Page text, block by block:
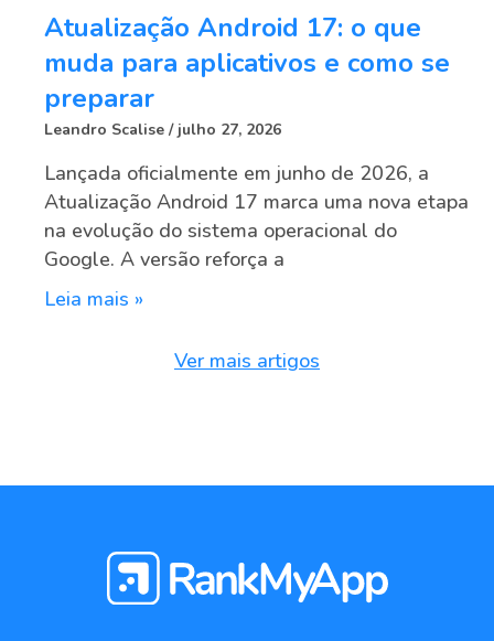
Atualização Android 17: o que
muda para aplicativos e como se
preparar
Leandro Scalise julho 27, 2026
Lançada oficialmente em junho de 2026, a
Atualização Android 17 marca uma nova etapa
na evolução do sistema operacional do
Google. A versão reforça a
Leia mais »
Ver mais artigos